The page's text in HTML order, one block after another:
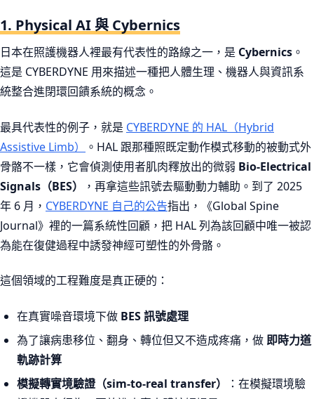
1. Physical AI 與 Cybernics
日本在照護機器人裡最有代表性的路線之一，是 Cybernics 。
這是 CYBERDYNE 用來描述一種把人體生理、機器人與資訊系
統整合進閉環回饋系統的概念。
最具代表性的例子，就是 CYBERDYNE 的 HAL（Hybrid
Assistive Limb）
。HAL 跟那種照既定動作模式移動的被動式外
骨骼不一樣，它會偵測使用者肌肉釋放出的微弱 Bio-Electrical
Signals（BES）
，再拿這些訊號去驅動動力輔助。到了 2025
年 6 月， CYBERDYNE 自己的公告指出，《Global Spine
Journal》裡的一篇系統性回顧，把 HAL 列為該回顧中唯一被認
為能在復健過程中誘發神經可塑性的外骨骼。
這個領域的工程難度是真正硬的：
在真實噪音環境下做 BES 訊號處理
為了讓病患移位、翻身、轉位但又不造成疼痛，做 即時力道
軌跡計算
模擬轉實境驗證（sim-to-real transfer）
：在模擬環境驗